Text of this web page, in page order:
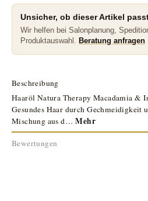
Unsicher, ob dieser Artikel
Wir helfen bei Salonplanung,
Produktauswahl.
Beratung anfragen
Beschreibung
Haaröl Natura Therapy Macadamia &
Gesundes Haar durch Gechmeidigkeit
Mischung aus d…Mehr
Bewertungen